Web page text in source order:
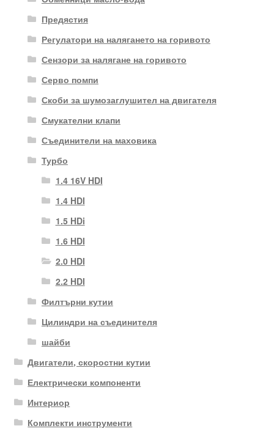
Предястия
Регулатори на налягането на горивото
Сензори за налягане на горивото
Серво помпи
Скоби за шумозаглушител на двигателя
Смукателни клапи
Съединители на маховика
Турбо
1.4 16V HDI
1.4 HDI
1.5 HDi
1.6 HDI
2.0 HDI
2.2 HDI
Филтърни кутии
Цилиндри на съединителя
шайби
Двигатели, скоростни кутии
Електрически компоненти
Интериор
Комплекти инструменти